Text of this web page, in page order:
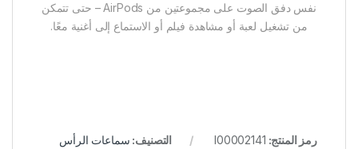
نفس دفق الصوت على مجموعتين من AirPods – حتى تتمكن
من تشغيل لعبة أو مشاهدة فيلم أو الاستماع إلى أغنية معًا.
رمز المنتج: I00002141 التصنيف: سماعات الرأس